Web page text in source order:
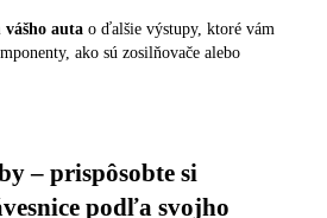
vášho auta o ďalšie výstupy, ktoré vám
ako sú zosilňovače alebo
– prispôsobte si
podľa svojho